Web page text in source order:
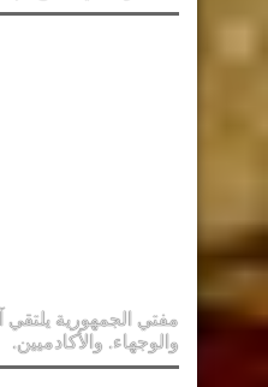
مفتي الجمهورية
والوجهاء. والأكادميين.